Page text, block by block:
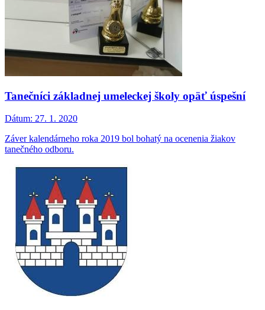
Tanečníci základnej umeleckej školy opäť úspešní
Dátum: 27. 1. 2020
Záver kalendárneho roka 2019 bol bohatý na ocenenia žiakov
tanečného odboru.